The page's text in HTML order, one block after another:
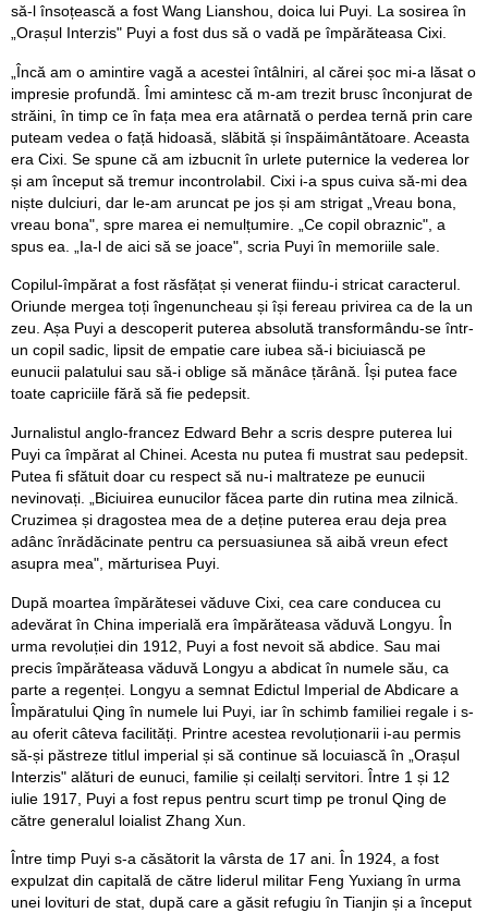
să-l însoțească a fost Wang Lianshou, doica lui Puyi. La sosirea în
„Orașul Interzis" Puyi a fost dus să o vadă pe împărăteasa Cixi.
„Încă am o amintire vagă a acestei întâlniri, al cărei șoc mi-a lăsat o
impresie profundă. Îmi amintesc că m-am trezit brusc înconjurat de
străini, în timp ce în fața mea era atârnată o perdea ternă prin care
puteam vedea o față hidoasă, slăbită și înspăimântătoare. Aceasta
era Cixi. Se spune că am izbucnit în urlete puternice la vederea lor
și am început să tremur incontrolabil. Cixi i-a spus cuiva să-mi dea
niște dulciuri, dar le-am aruncat pe jos și am strigat „Vreau bona,
vreau bona", spre marea ei nemulțumire. „Ce copil obraznic", a
spus ea. „Ia-l de aici să se joace", scria Puyi în memoriile sale.
Copilul-împărat a fost răsfățat și venerat fiindu-i stricat caracterul.
Oriunde mergea toți îngenuncheau și își fereau privirea ca de la un
zeu. Așa Puyi a descoperit puterea absolută transformându-se într-
un copil sadic, lipsit de empatie care iubea să-i biciuiască pe
eunucii palatului sau să-i oblige să mănâce țărână. Își putea face
toate capriciile fără să fie pedepsit.
Jurnalistul anglo-francez Edward Behr a scris despre puterea lui
Puyi ca împărat al Chinei. Acesta nu putea fi mustrat sau pedepsit.
Putea fi sfătuit doar cu respect să nu-i maltrateze pe eunucii
nevinovați. „Biciuirea eunucilor făcea parte din rutina mea zilnică.
Cruzimea și dragostea mea de a deține puterea erau deja prea
adânc înrădăcinate pentru ca persuasiunea să aibă vreun efect
asupra mea", mărturisea Puyi.
După moartea împărătesei văduve Cixi, cea care conducea cu
adevărat în China imperială era împărăteasa văduvă Longyu. În
urma revoluției din 1912, Puyi a fost nevoit să abdice. Sau mai
precis împărăteasa văduvă Longyu a abdicat în numele său, ca
parte a regenței. Longyu a semnat Edictul Imperial de Abdicare a
Împăratului Qing în numele lui Puyi, iar în schimb familiei regale i s-
au oferit câteva facilități. Printre acestea revoluționarii i-au permis
să-și păstreze titlul imperial și să continue să locuiască în „Orașul
Interzis" alături de eunuci, familie și ceilalți servitori. Între 1 și 12
iulie 1917, Puyi a fost repus pentru scurt timp pe tronul Qing de
către generalul loialist Zhang Xun.
Între timp Puyi s-a căsătorit la vârsta de 17 ani. În 1924, a fost
expulzat din capitală de către liderul militar Feng Yuxiang în urma
unei lovituri de stat, după care a găsit refugiu în Tianjin și a început